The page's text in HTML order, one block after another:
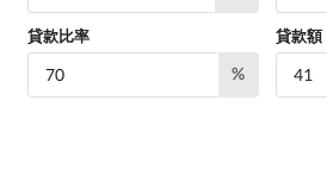
貸款比率
%
貸款額